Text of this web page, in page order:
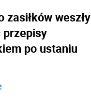
weszły
przepisy
po ustaniu